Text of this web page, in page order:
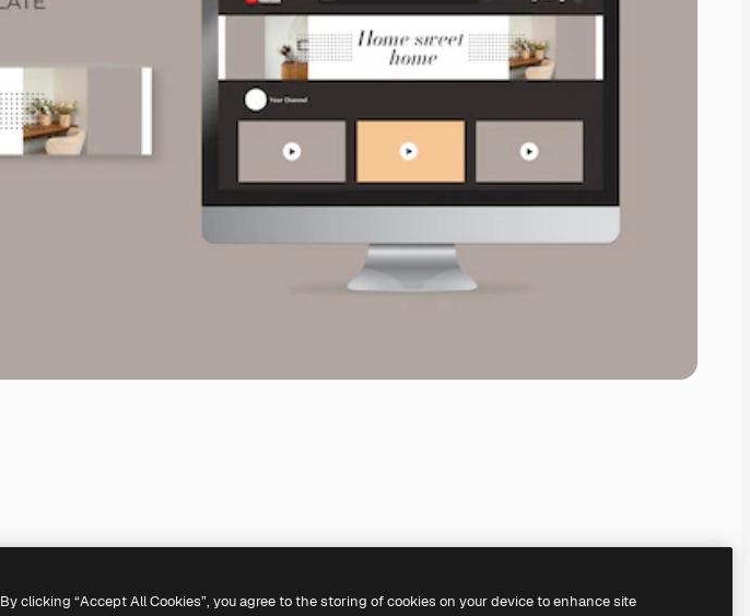
By clicking “Accept All Cookies”, you agree to the storing of cookies on your device to enhance site